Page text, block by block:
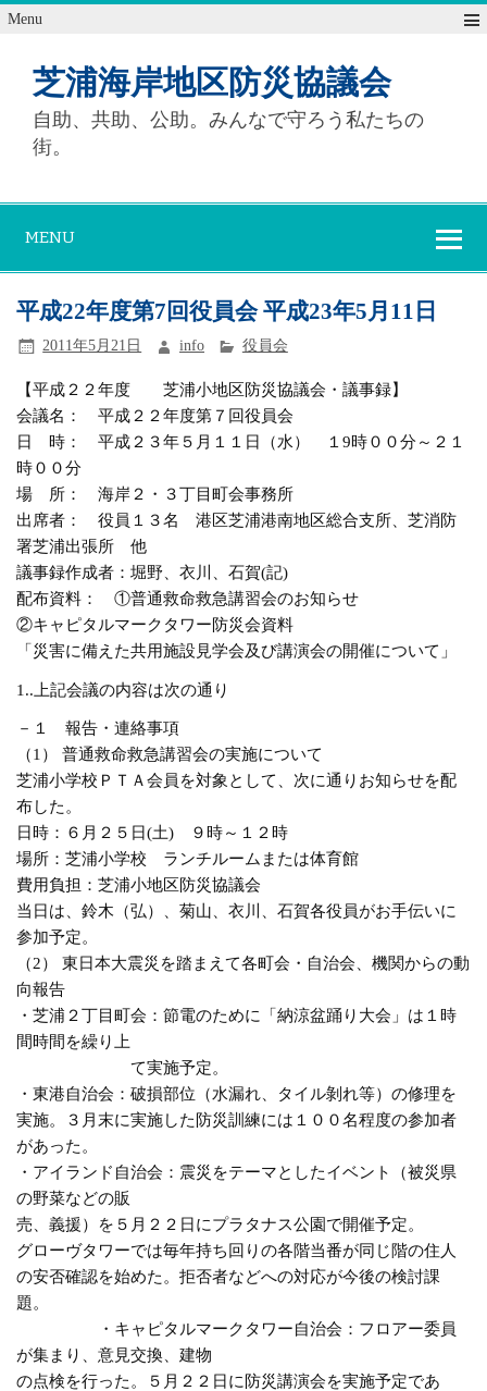
Menu
芝浦海岸地区防災協議会
自助、共助、公助。みんなで守ろう私たちの
街。
MENU
平成22年度第7回役員会 平成23年5月11日
2011年5月21日 info 役員会
【平成２２年度 芝浦小地区防災協議会・議事録】
会議名： 平成２２年度第７回役員会
日 時： 平成２３年５月１１日（水） １9時００分～２１
時００分
場 所： 海岸２・３丁目町会事務所
出席者： 役員１３名 港区芝浦港南地区総合支所、芝消防
署芝浦出張所 他
議事録作成者：堀野、衣川、石賀(記)
配布資料： ①普通救命救急講習会のお知らせ
②キャピタルマークタワー防災会資料
「災害に備えた共用施設見学会及び講演会の開催について」
1..上記会議の内容は次の通り
－１ 報告・連絡事項
（1） 普通救命救急講習会の実施について
芝浦小学校ＰＴＡ会員を対象として、次に通りお知らせを配
布した。
日時：６月２５日(土) ９時～１２時
場所：芝浦小学校 ランチルームまたは体育館
費用負担：芝浦小地区防災協議会
当日は、鈴木（弘）、菊山、衣川、石賀各役員がお手伝いに
参加予定。
（2） 東日本大震災を踏まえて各町会・自治会、機関からの動
向報告
・芝浦２丁目町会：節電のために「納涼盆踊り大会」は１時
間時間を繰り上
て実施予定。
・東港自治会：破損部位（水漏れ、タイル剝れ等）の修理を
実施。３月末に実施した防災訓練には１００名程度の参加者
があった。
・アイランド自治会：震災をテーマとしたイベント（被災県
の野菜などの販
売、義援）を５月２２日にプラタナス公園で開催予定。
グローヴタワーでは毎年持ち回りの各階当番が同じ階の住人
の安否確認を始めた。拒否者などへの対応が今後の検討課
題。
・キャピタルマークタワー自治会：フロアー委員
が集まり、意見交換、建物
の点検を行った。５月２２日に防災講演会を実施予定であ